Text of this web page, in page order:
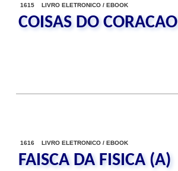
1615 LIVRO ELETRONICO / EBOOK
COISAS DO CORACAO
1616 LIVRO ELETRONICO / EBOOK
FAISCA DA FISICA (A)